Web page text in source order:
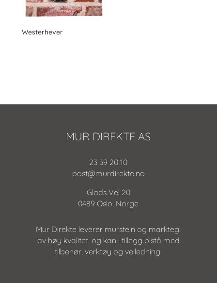
Westerhever
MUR DIREKTE AS
23 39 20 10
post@murdirekte.no
Glads Vei 20
0489 Oslo, Norge
Mur Direkte leverer murstein og marktegl
av høy kvalitet, og kan i tillegg bistå med
tilbehør, verktøy og veiledning.